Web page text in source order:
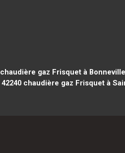
chaudière gaz Frisquet à
42240 chaudière gaz Frisquet à